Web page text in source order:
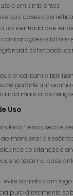
e em ambientes
bases
concentrada que
combinações olfativas
sofisticada,
encantam e
garante um aroma
mais suas
Uso
local fresco, seco e
manusear a
de crianças e
teste na base
evite contato com fogo
pura diretamente